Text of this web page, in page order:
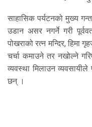
साहासिक पर्यटनको मुख्य
उडान असर नगर्ने गरी
पोखराको रत्न मन्दिर, हिमा
चर्चा कमाउने तर नखोल्ने
व्यवस्था मिलाउन व्यवसायीले
छन् ।